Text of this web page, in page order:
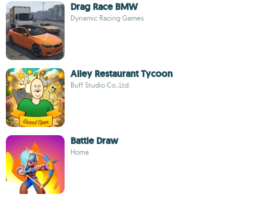
Drag Race BMW
Dynamic Racing Games
Alley Restaurant Tycoon
Buff Studio Co.,Ltd.
Battle Draw
Homa